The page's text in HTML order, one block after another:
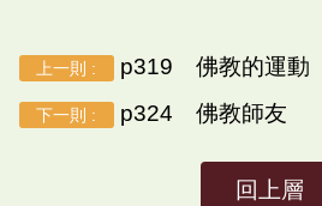
上一則 : p319 佛教的運動
下一則 : p324 佛教師友
回上層